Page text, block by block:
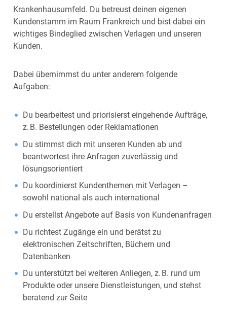
Krankenhausumfeld. Du betreust deinen eigenen
Kundenstamm im Raum Frankreich und bist dabei ein
wichtiges Bindeglied zwischen Verlagen und unseren
Kunden.
Dabei übernimmst du unter anderem folgende
Aufgaben:
Du bearbeitest und priorisierst eingehende Aufträge,
z. B. Bestellungen oder Reklamationen
Du stimmst dich mit unseren Kunden ab und
beantwortest ihre Anfragen zuverlässig und
lösungsorientiert
Du koordinierst Kundenthemen mit Verlagen –
sowohl national als auch international
Du erstellst Angebote auf Basis von Kundenanfragen
Du richtest Zugänge ein und berätst zu
elektronischen Zeitschriften, Büchern und
Datenbanken
Du unterstützt bei weiteren Anliegen, z. B. rund um
Produkte oder unsere Dienstleistungen, und stehst
beratend zur Seite